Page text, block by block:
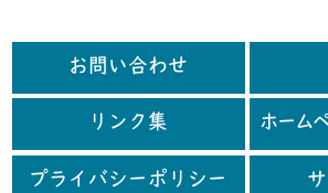
お問い合わせ
リンク集 ホーム
プライバシーポリシー